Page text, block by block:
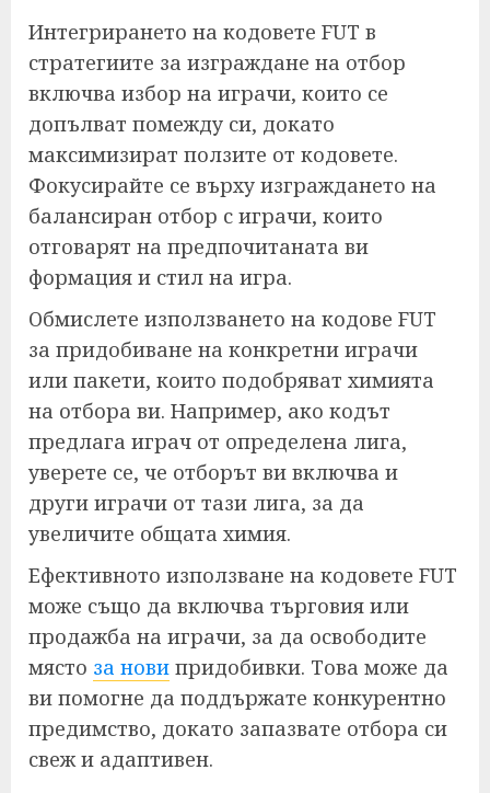
Интегрирането на кодовете FUT в
стратегиите за изграждане на отбор
включва избор на играчи, които се
допълват помежду си, докато
максимизират ползите от кодовете.
Фокусирайте се върху изграждането на
балансиран отбор с играчи, които
отговарят на предпочитаната ви
формация и стил на игра.
Обмислете използването на кодове FUT
за придобиване на конкретни играчи
или пакети, които подобряват химията
на отбора ви. Например, ако кодът
предлага играч от определена лига,
уверете се, че отборът ви включва и
други играчи от тази лига, за да
увеличите общата химия.
Ефективното използване на кодовете FUT
може също да включва търговия или
продажба на играчи, за да освободите
място за нови придобивки. Това може да
ви помогне да поддържате конкурентно
предимство, докато запазвате отбора си
свеж и адаптивен.